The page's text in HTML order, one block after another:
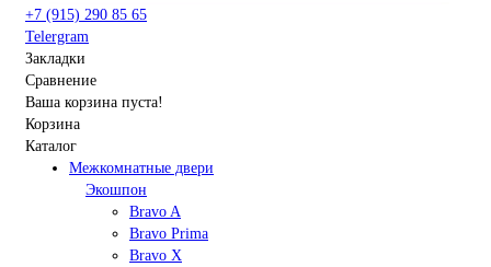
+7 (915) 290 85 65
Telergram
Закладки
Сравнение
Ваша корзина пуста!
Корзина
Каталог
Межкомнатные двери
Экошпон
Bravo A
Bravo Prima
Bravo X